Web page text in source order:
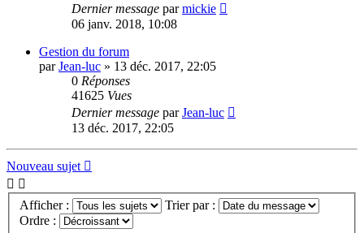
Dernier message parmickie
06 janv. 2018, 10:08
Gestion du forum
parJean-luc » 13 déc. 2017, 22:05
0 Réponses
41625 Vues
Dernier message parJean-luc
13 déc. 2017, 22:05
Nouveau sujet
Afficher :
Trier par :
Ordre :